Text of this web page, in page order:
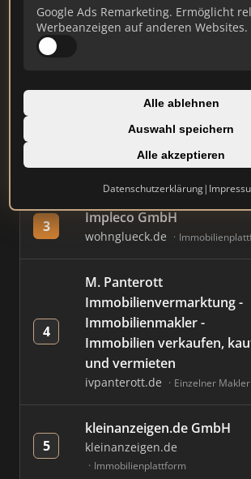
Google Ads Remarketing. Ermöglicht
Werbeanzeigen auf anderen Websites.
Alle ablehnen
Auswahl speichern
Alle akzeptieren
Datenschutzerklärung|
# MAKLER / FIRMA
immowelt.de
Immobilien Scout GmbH
immobilienscout24.de
Immobilienplattform
3 Impleco GmbH
wohnglueck.de
4
M. Panterott
Immobilienvermarktung -
Immobilienmakler -
Immobilien verkaufen,
und vermieten
ivpanterott.de Einzelner Makler
5
kleinanzeigen.de GmbH
kleinanzeigen.de
Immobilienplattform